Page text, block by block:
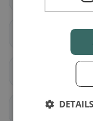
Sagens